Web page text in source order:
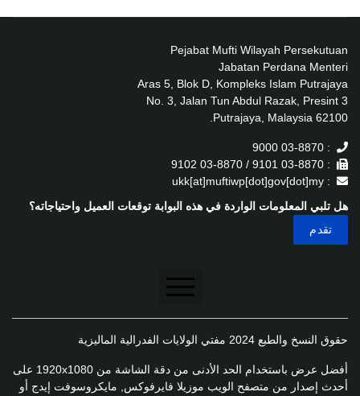
Pejabat Mufti Wilayah Persekutuan
Jabatan Perdana Menteri
Aras 5, Blok D, Kompleks Islam Putrajaya
No. 3, Jalan Tun Abdul Razak, Presint 3
62100 Putrajaya, Malaysia.
: 03-8870 9000
: 03-8870 9101 / 03-8870 9102
: ukk[at]muftiwp[dot]gov[dot]my
هل تلبي المعلومات الواردة في هذه البوابة توقعات العميل واحتياجاته؟
تنصل
سياسة الخصوصية
سياسة الخصوصية
حقوق النسخ والطبع 2024 مفتي الولايات الفدرالية الماليزية
أفضل عرض باستخدام الحد الأدنى من دقة الشاشة من 1920x1080 على
أحدث إصدار من متصفح الويب موزيلا فايرفوكس, مايكروسوفت إيدج أو